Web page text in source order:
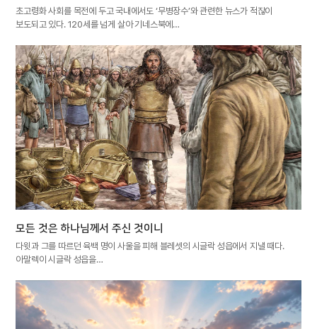
초고령화 사회를 목전에 두고 국내에서도 ‘무병장수’와 관련한 뉴스가 적잖이
보도되고 있다. 120세를 넘게 살아 기네스북에…
모든 것은 하나님께서 주신 것이니
다윗과 그를 따르던 육백 명이 사울을 피해 블레셋의 시글락 성읍에서 지낼 때다.
아말렉이 시글락 성읍을…